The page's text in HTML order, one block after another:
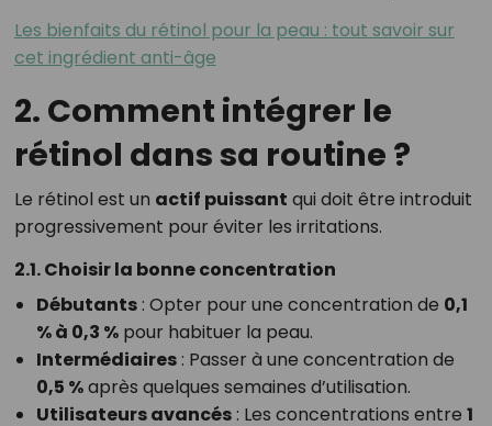
Les bienfaits du rétinol pour la peau : tout savoir sur
cet ingrédient anti-âge
2. Comment intégrer le
rétinol dans sa routine ?
Le rétinol est un actif puissant qui doit être introduit
progressivement pour éviter les irritations.
2.1. Choisir la bonne concentration
Débutants: Opter pour une concentration de 0,1
% à 0,3 %pour habituer la peau.
Intermédiaires: Passer à une concentration de
0,5 %après quelques semaines d’utilisation.
Utilisateurs avancés: Les concentrations entre 1